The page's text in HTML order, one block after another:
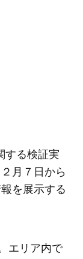
する検証実
月７日から
を展示する
エリア内で